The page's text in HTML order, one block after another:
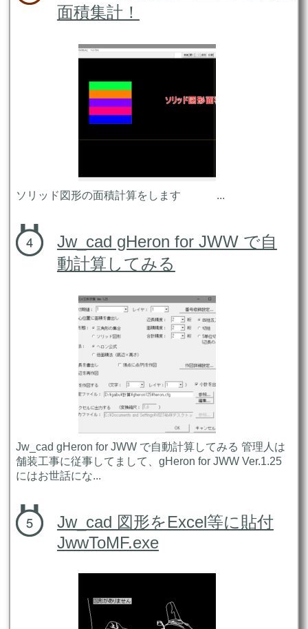
面積集計！
ソリッド図形の面積計算をします ...
Jw_cad gHeron for JWW で自
動計算してみる
Jw_cad gHeron for JWW で自動計算してみる 管理人は
舗装工事に従事してまして、gHeron for JWW Ver.1.25
にはお世話にな...
Jw_cad 図形をExcel等に貼付
JwwToMF.exe